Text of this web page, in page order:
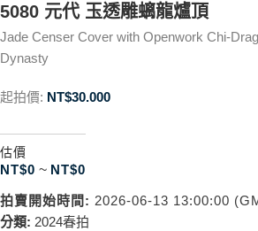
5080 元代 玉透雕螭龍爐頂
Jade Censer Cover with Openwork Chi-
Dynasty
起拍價: NT$30.000
估價
NT$0 ~ NT$0
拍賣開始時間: 2026-06-13 13:00:00
分類: 2024春拍